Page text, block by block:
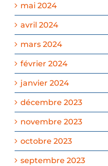
mai 2024
avril 2024
mars 2024
février 2024
janvier 2024
décembre 2023
novembre 2023
octobre 2023
septembre 2023